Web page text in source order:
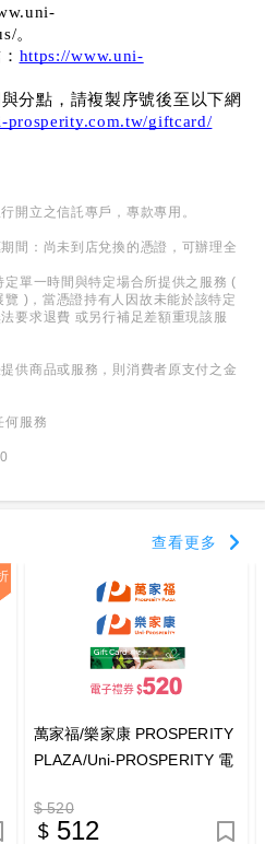
。
https://www.uni-
分點，請複製序號後至以下網
prosperity.com.tw/giftcard/
開立之信託專戶，專款專用。
間：尚未到店兌換的憑證，可辦理全
單一時間與特定場合所提供之服務 (
)，當憑證持有人因故未能於該特定
要求退費 或另行補足差額重現該服
供商品或服務，則消費者原支付之金
何服務
查看更多
萬家福/樂家康 PROSPERITY
PLAZA/Uni-PROSPERITY 電
$ 520
512